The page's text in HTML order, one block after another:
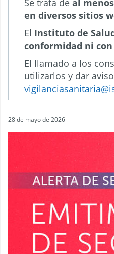
Se trata deal
en diversos sitios
El Instituto de
conformidad ni
El llamado a los
utilizarlos y dar
28 de mayo de 2026